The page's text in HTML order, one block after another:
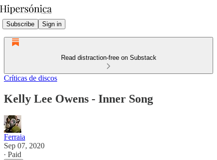
Subscribe Sign in
Read distraction-free on Substack
Críticas de discos
Kelly Lee Owens - Inner Song
Ferraia
Sep 07, 2020
∙ Paid